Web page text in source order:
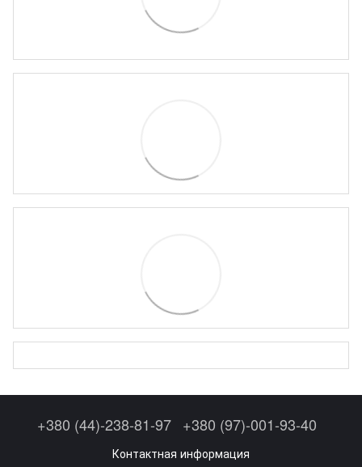
+380 (44)-238-81-97 +380 (97)-001-93-40
Контактная информация